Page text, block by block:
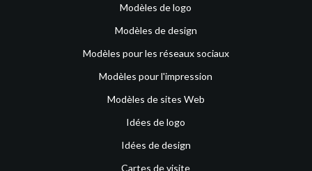
Modèles de logo
Modèles de design
Modèles pour les réseaux sociaux
Modèles pour l'impression
Modèles de sites Web
Idées de logo
Idées de design
Cartes de visite